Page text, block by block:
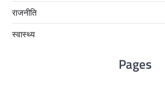
राजनीति
स्वास्थ्य
Pages